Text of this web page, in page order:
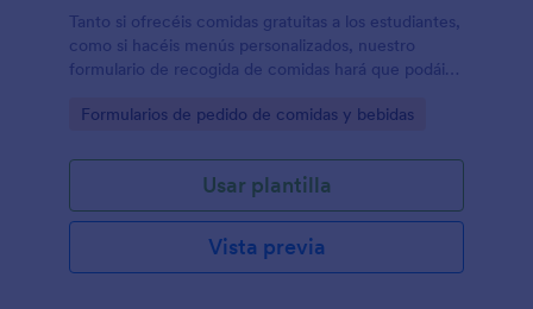
Tanto si ofrecéis comidas gratuitas a los estudiantes,
como si hacéis menús personalizados, nuestro
formulario de recogida de comidas hará que podáis
fácilmente. Únicamente debéis personalizar el
necesidades y que, o bien, lo podáis poner también
en vuestra página web o lo compartáis como un
recipiente. Seréis capaces de tener la información
de contacto, seleccionar la fecha y la hora de
recogida. Instantáneamente, recibiréis los pedidos
Go to Category:
Formularios de pedido de comidas y bebidas
Usar plantilla
Vista previa